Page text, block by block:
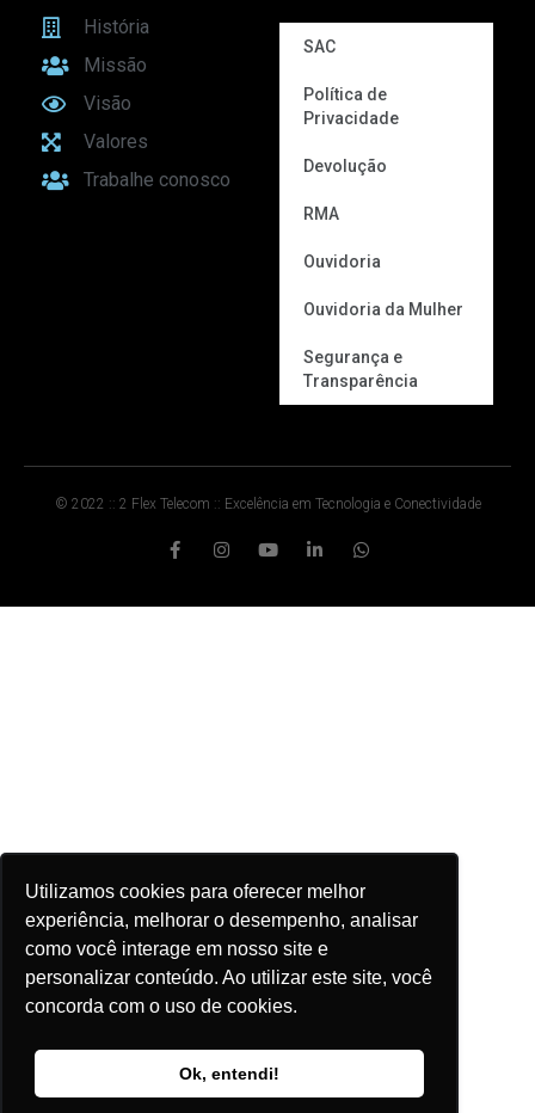
Utilizamos cookies para oferecer melhor
experiência, melhorar o desempenho, analisar
como você interage em nosso site e
personalizar conteúdo. Ao utilizar este site, você
concorda com o uso de cookies.
Ok, entendi!
História
Missão
Visão
Valores
Trabalhe conosco
SAC
Política de
Privacidade
Devolução
RMA
Ouvidoria
Ouvidoria da Mulher
Segurança e
Transparência
© 2022 :: 2 Flex Telecom :: Excelência em Tecnologia e Conectividade